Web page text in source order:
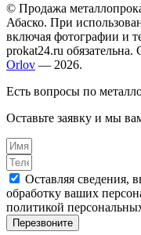
© Продажа
Абаско. При
включая фотографии и
prokat24.ru
Orlov — 2026.
Есть вопросы по
Оставьте заявку и мы
Оставляя сведения,
обработку ваших
политикой
Перезвоните